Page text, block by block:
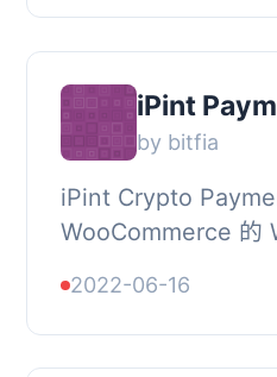
iPint
by bitfia
iPint Crypto
WooCommerce 的
款，無需編寫...
2022-06-16